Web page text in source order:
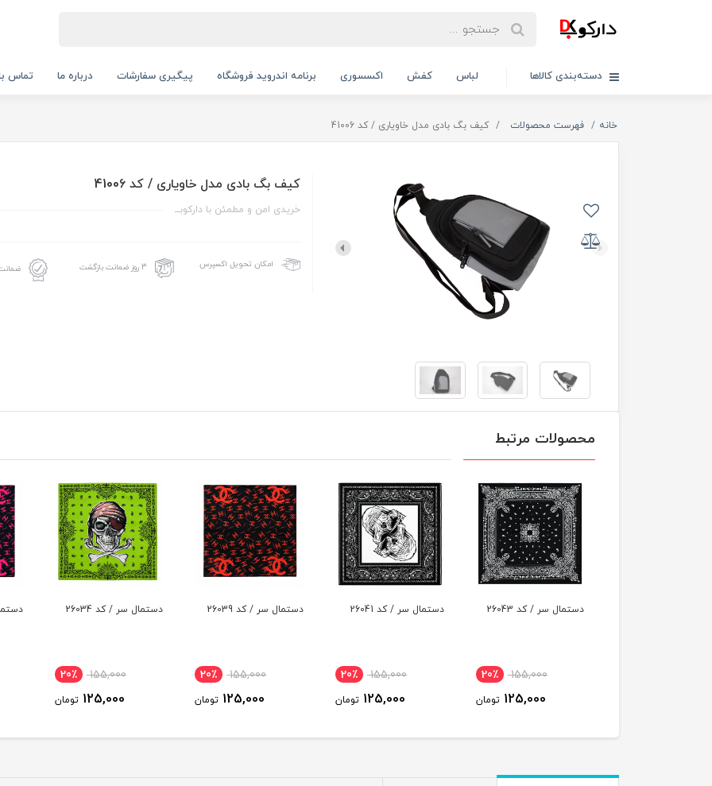
دسته‌بندی کالاها لباس کفش اکسسوری برنامه اندروید فروشگاه پیگیری سفارشات درباره ما تماس
خانه فهرست محصولات کیف بگ بادی مدل خاویاری / کد 41006
کیف بگ بادی مدل خاویاری / کد 41006
خریدی امن و مطمئن با دارکوبــ
امکان تحویل اکسپرس 3 روز ضمانت بازگشت
محصولات مرتبط
دستمال سر / کد 26041
155,000 20٪
125,000 تومان
دستمال سر / کد 26039
155,000 20٪
125,000 تومان
دستمال سر / کد 26034
155,000 20٪
125,000 تومان
دستمال سر / کد 26029
155,000 20٪
125,000 تومان